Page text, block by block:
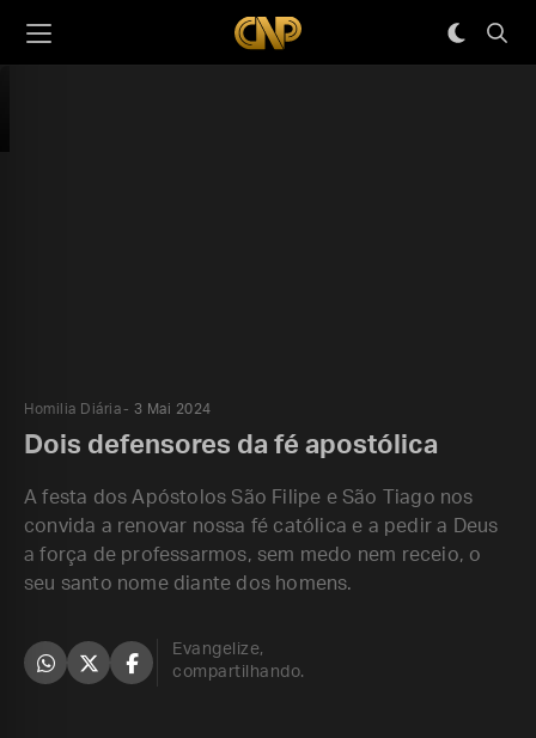
Homilia Diária 3 Mai 2024
Dois defensores da fé apostólica
A festa dos Apóstolos São Filipe e São Tiago nos
convida a renovar nossa fé católica e a pedir a Deus
a força de professarmos, sem medo nem receio, o
seu santo nome diante dos homens.
Evangelize,
compartilhando.